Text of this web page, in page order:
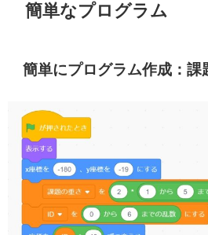
簡単なプログラム
簡単にプログラム作成：課